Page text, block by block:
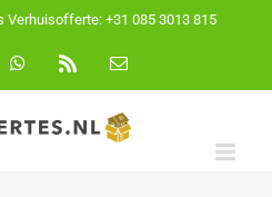
Verhuisofferte: +31 085 3013 815
WhatsApp
E-